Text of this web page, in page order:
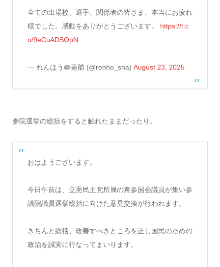
全ての出場校、選手、関係者の皆さま、本当にお疲れ
様でした。感動をありがとうございます。 https://t.c
o/9eCuADSOpN
— れんほう🪷蓮舫 (@renho_sha) August 23, 2025
参院選挙の総括をすると触れたままだったり。
おはようございます。
今日午前は、立憲民主党所属の衆参国会議員が集い参
議院議員選挙総括に向けた意見交換が行われます。
きちんと総括、改善すべきところを正し国民のための
政治を誠実に行なってまいります。